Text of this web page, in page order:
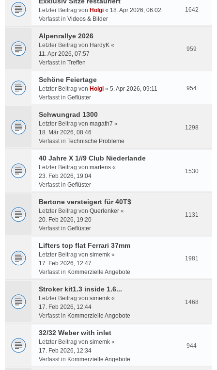
Letzter Beitrag von Holgi « 18. Apr 2026, 06:02
Verfasst in Videos & Bilder
1642
Alpenrallye 2026
Letzter Beitrag von HardyK «
11. Apr 2026, 07:57
Verfasst in Treffen
959
Schöne Feiertage
Letzter Beitrag von Holgi « 5. Apr 2026, 09:11
Verfasst in Geflüster
954
Schwungrad 1300
Letzter Beitrag von magath7 «
18. Mär 2026, 08:46
Verfasst in Technische Probleme
1298
40 Jahre X 1//9 Club Niederlande
Letzter Beitrag von martens «
23. Feb 2026, 19:04
Verfasst in Geflüster
1530
Bertone versteigert für 40T$
Letzter Beitrag von Querlenker «
20. Feb 2026, 19:20
Verfasst in Geflüster
1131
Lifters top flat Ferrari 37mm
Letzter Beitrag von simemk «
17. Feb 2026, 12:47
Verfasst in Kommerzielle Angebote
1981
Stroker kit1.3 inside 1.6...
Letzter Beitrag von simemk «
17. Feb 2026, 12:44
Verfasst in Kommerzielle Angebote
1468
32/32 Weber with inlet
Letzter Beitrag von simemk «
17. Feb 2026, 12:34
Verfasst in Kommerzielle Angebote
944